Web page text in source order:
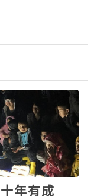
年有成